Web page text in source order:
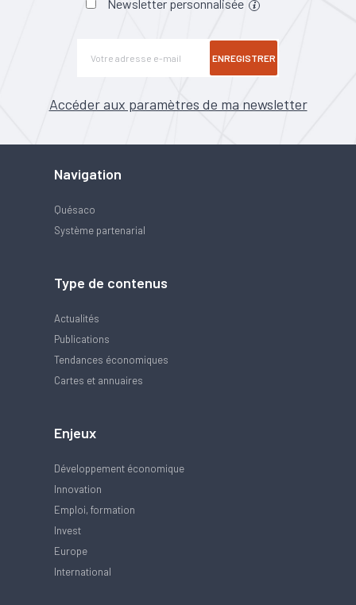
Newsletter personnalisée
ENREGISTRER
Accéder aux paramètres de ma newsletter
Navigation
Quésaco
Système partenarial
Type de contenus
Actualités
Publications
Tendances économiques
Cartes et annuaires
Enjeux
Développement économique
Innovation
Emploi, formation
Invest
Europe
International